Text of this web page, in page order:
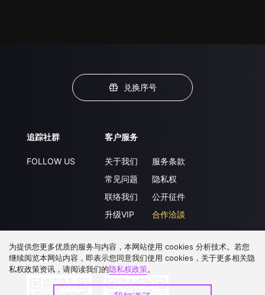
兑换序号
追踪社群
FOLLOW US
客户服务
关于我们
常见问题
联络我们
升级VIP
服务条款
隐私权
公开征件
合作洽談
下载 APP
为提供您更多优质的服务与内容，本网站使用 cookies 分析技术。若您
继续阅览本网站内容，即表示您同意我们使用 cookies，关于更多相关隐
私权政策资讯，请阅读我们的隐私权政策。